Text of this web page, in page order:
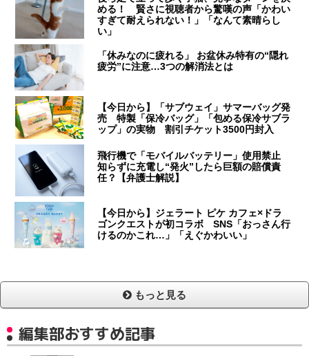
める！ 賢さに視聴者から驚嘆の声「かわい
すぎて耐えられない！」「なんて素晴らし
い」
「休みなのに疲れる」 お盆休み特有の“隠れ
疲労”に注意…3つの解消法とは
【今日から】「サブウェイ」サマーバッグ発
売 特製「保冷バッグ」「包める保冷サブラ
ップ」の実物 割引チケット3500円封入
飛行機で「モバイルバッテリー」使用禁止
知らずに充電し“発火”したら巨額の賠償責
任？【弁護士解説】
【今日から】ジェラート ピケ カフェ×ドラ
ゴンクエストが初コラボ SNS「おっさん行
けるのかこれ…」「えぐかわいい」
もっと見る
編集部おすすめ記事